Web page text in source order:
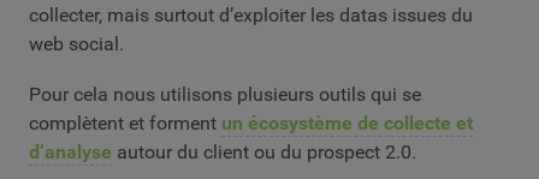
collecter, mais surtout d’exploiter les datas issues du
web social.
Pour cela nous utilisons plusieurs outils qui se
complètent et forment un écosystème de collecte et
d’analyse autour du client ou du prospect 2.0.